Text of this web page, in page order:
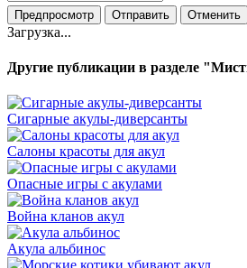
Загрузка...
Другие публикации в разделе
Сигарные акулы-диверсанты
Салоны красоты для акул
Опасные игры с акулами
Война кланов акул
Акула альбинос